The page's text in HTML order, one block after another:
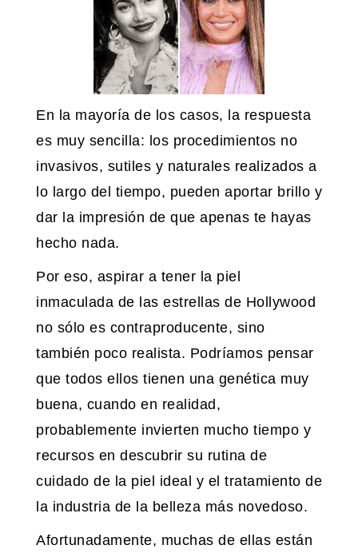
En la mayoría de los casos, la respuesta
es muy sencilla: los procedimientos no
invasivos, sutiles y naturales realizados a
lo largo del tiempo, pueden aportar brillo y
dar la impresión de que apenas te hayas
hecho nada.
Por eso, aspirar a tener la piel
inmaculada de las estrellas de Hollywood
no sólo es contraproducente, sino
también poco realista. Podríamos pensar
que todos ellos tienen una genética muy
buena, cuando en realidad,
probablemente invierten mucho tiempo y
recursos en descubrir su rutina de
cuidado de la piel ideal y el tratamiento de
la industria de la belleza más novedoso.
Afortunadamente, muchas de ellas están